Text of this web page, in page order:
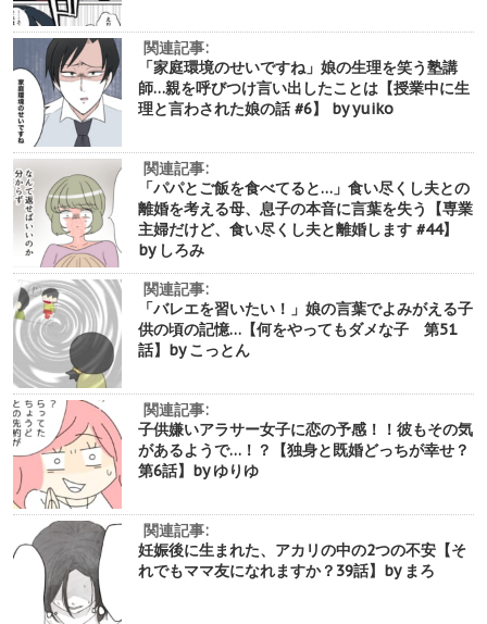
関連記事:
「家庭環境のせいですね」娘の生理を笑う塾講
師…親を呼びつけ言い出したことは【授業中に生
理と言わされた娘の話 #6】 by yuiko
関連記事:
「パパとご飯を食べてると…」食い尽くし夫との
離婚を考える母、息子の本音に言葉を失う【専業
主婦だけど、食い尽くし夫と離婚します #44】
by しろみ
関連記事:
「バレエを習いたい！」娘の言葉でよみがえる子
供の頃の記憶…【何をやってもダメな子 第51
話】by こっとん
関連記事:
子供嫌いアラサー女子に恋の予感！！彼もその気
があるようで…！？【独身と既婚どっちが幸せ？
第6話】by ゆりゆ
関連記事:
妊娠後に生まれた、アカリの中の2つの不安【そ
れでもママ友になれますか？39話】by まろ